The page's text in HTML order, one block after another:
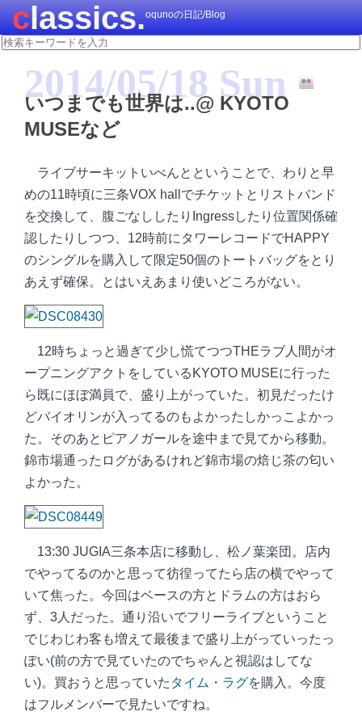
classics.oqunoの日記/Blog
2014/05/18 Sun
いつまでも世界は..@ KYOTO
MUSEなど
ライブサーキットいべんとということで、わりと早
めの11時頃に三条VOX hallでチケットとリストバンド
を交換して、腹ごなししたりIngressしたり位置関係確
認したりしつつ、12時前にタワーレコードでHAPPY
のシングルを購入して限定50個のトートバッグをとり
あえず確保。とはいえあまり使いどころがない。
12時ちょっと過ぎて少し慌てつつTHEラブ人間がオ
ープニングアクトをしているKYOTO MUSEに行った
ら既にほぼ満員で、盛り上がっていた。初見だったけ
どバイオリンが入ってるのもよかったしかっこよかっ
た。そのあとピアノガールを途中まで見てから移動。
錦市場通ったログがあるけれど錦市場の焙じ茶の匂い
よかった。
13:30 JUGIA三条本店に移動し、松ノ葉楽団。店内
でやってるのかと思って彷徨ってたら店の横でやって
いて焦った。今回はベースの方とドラムの方はおら
ず、3人だった。通り沿いでフリーライブということ
でじわじわ客も増えて最後まで盛り上がっていったっ
ぽい(前の方で見ていたのでちゃんと視認はしてな
い)。買おうと思っていた タイム・ラグを購入。今度
はフルメンバーで見たいですね。